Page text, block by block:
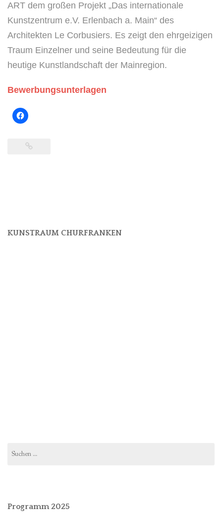
ART dem großen Projekt „Das internationale
Kunstzentrum e.V. Erlenbach a. Main“ des
Architekten Le Corbusiers. Es zeigt den ehrgeizigen
Traum Einzelner und seine Bedeutung für die
heutige Kunstlandschaft der Mainregion.
Bewerbungsunterlagen
KUNSTRAUM CHURFRANKEN
nach:
Programm 2025